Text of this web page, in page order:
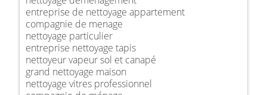
entreprise de nettoyage appartement
compagnie de menage
nettoyage particulier
entreprise nettoyage tapis
nettoyeur vapeur sol et canapé
grand nettoyage maison
nettoyage vitres professionnel